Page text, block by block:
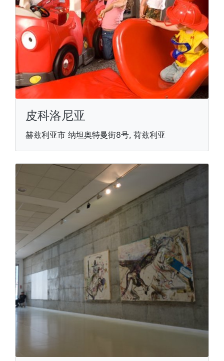
皮科洛尼亚
赫兹利亚市 纳坦奥特曼街8号, 荷兹利亚